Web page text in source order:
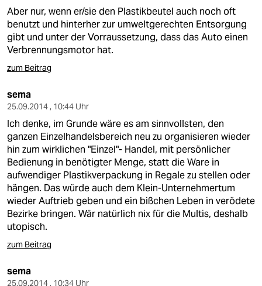
Aber nur, wenn er/sie den Plastikbeutel auch noch oft
benutzt und hinterher zur umweltgerechten Entsorgung
gibt und unter der Vorraussetzung, dass das Auto einen
Verbrennungsmotor hat.
zum Beitrag
sema
25.09.2014 , 10:44 Uhr
Ich denke, im Grunde wäre es am sinnvollsten, den
ganzen Einzelhandelsbereich neu zu organisieren wieder
hin zum wirklichen "Einzel"- Handel, mit persönlicher
Bedienung in benötigter Menge, statt die Ware in
aufwendiger Plastikverpackung in Regale zu stellen oder
hängen. Das würde auch dem Klein-Unternehmertum
wieder Auftrieb geben und ein bißchen Leben in verödete
Bezirke bringen. Wär natürlich nix für die Multis, deshalb
utopisch.
zum Beitrag
sema
25.09.2014 , 10:34 Uhr